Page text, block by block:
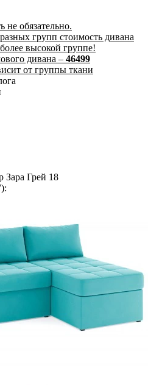
не обязательно.
групп стоимость дивана
высокой группе!
дивана – 46499
от группы ткани
Зара Грей 18